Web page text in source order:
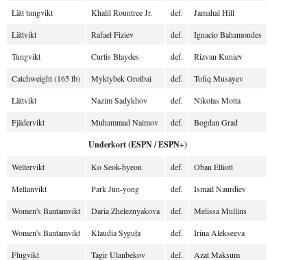
Lätt tungvikt Khalil Rountree Jr. def.
Jamahal Hill
Lättvikt
Rafael Fiziev def.
Ignacio Bahamondes
Tungvikt
Curtis Blaydes def.
Rizvan Kuniev
Catchweight (165 lb)
Myktybek Orolbai def.
Tofiq Musayev
Lättvikt
Nazim Sadykhov def.
Nikolas Motta
Fjädervikt
Muhammad Naimov def. Bogdan Grad
Underkort (ESPN / ESPN+)
Weltervikt Ko Seok-hyeon def.
Oban Elliott
Mellanvikt
Park Jun-yong def.
Ismail Naurdiev
Women's Bantamvikt
Daria Zheleznyakova def.
Melissa Mullins
Women's Bantamvikt
Klaudia Syguła def.
Irina Alekseeva
Flugvikt
Tagir Ulanbekov def.
Azat Maksum